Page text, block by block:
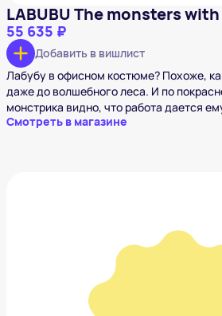
LABUBU The monsters
55 635 ₽
Добавить в вишлист
Лабубу в офисном костюме? Похоже,
даже до волшебного леса. И по
монстрика видно, что работа дается
Смотреть в магазине